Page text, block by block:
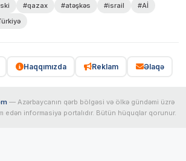
#qazax #atəşkəs #israil
#Aİ
Haqqımızda Reklam Əlaqə
— Azərbaycanın qərb bölgəsi və ölkə gündəmi üzrə
edən informasiya portalıdır. Bütün hüquqlar qorunur.